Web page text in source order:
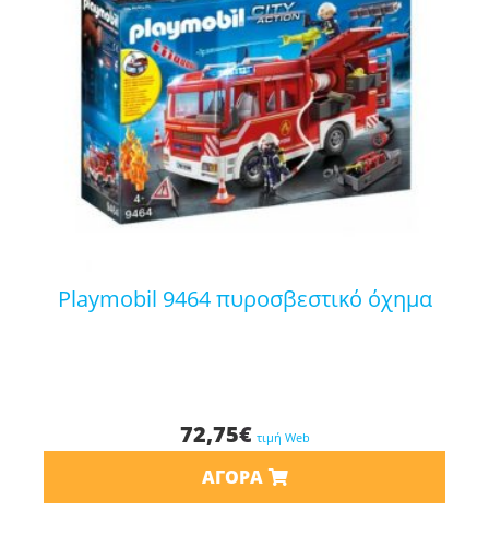
playmobil 9464 πυροσβεστικό όχημα
72,75€ τιμή Web
ΑΓΟΡΆ